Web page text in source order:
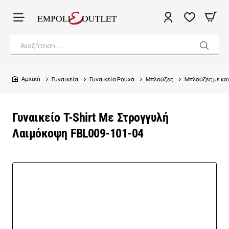
Αναζήτηση...
Γυναικείο T-Shirt Με Στρογγυλή
Λαιμόκοψη FBL009-101-04
home
Γυναικεία Γυναικεία Ρούχα Μπλούζες Μπλούζες με